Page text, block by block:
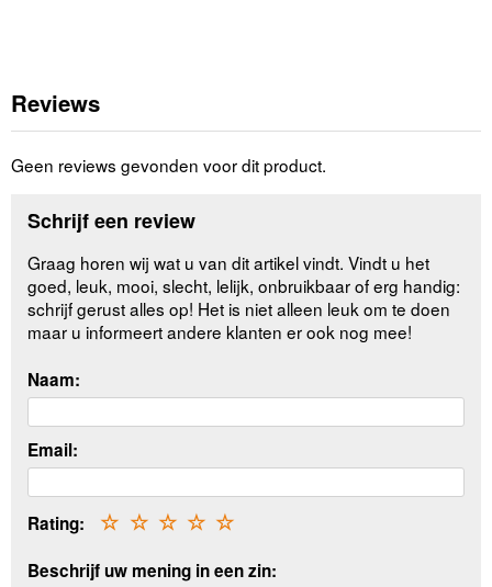
Reviews
Geen reviews gevonden voor dit product.
Schrijf een review
Graag horen wij wat u van dit artikel vindt. Vindt u het
goed, leuk, mooi, slecht, lelijk, onbruikbaar of erg handig:
schrijf gerust alles op! Het is niet alleen leuk om te doen
maar u informeert andere klanten er ook nog mee!
Naam:
Email:
Rating: ☆
☆
☆
☆
☆
Beschrijf uw mening in een zin: